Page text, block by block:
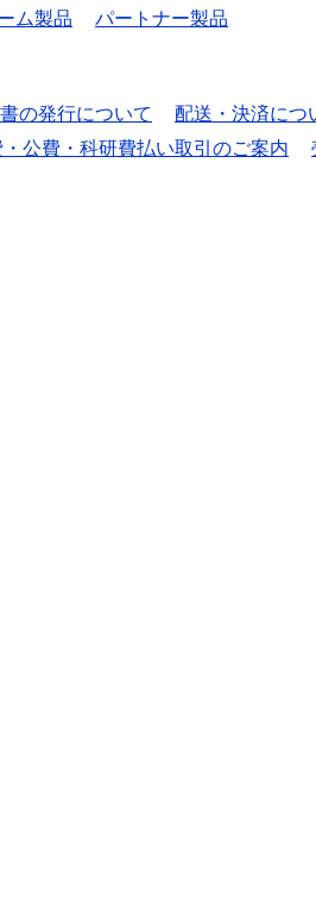
ム製品 パートナー製品
の発行について 配送・決済につ
公費・科研費払い取引のご案内